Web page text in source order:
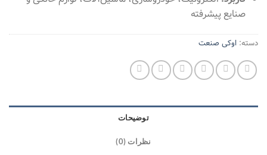
صنایع پیشرفته
دسته: اوکی صنعت
توضیحات
نظرات (0)